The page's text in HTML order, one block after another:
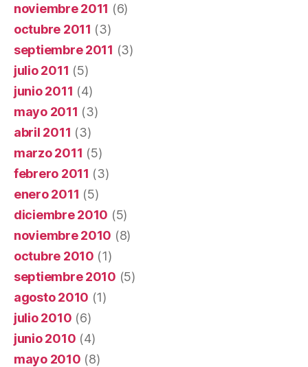
noviembre 2011 (6)
octubre 2011 (3)
septiembre 2011 (3)
julio 2011 (5)
junio 2011 (4)
mayo 2011 (3)
abril 2011 (3)
marzo 2011 (5)
febrero 2011 (3)
enero 2011 (5)
diciembre 2010 (5)
noviembre 2010 (8)
octubre 2010 (1)
septiembre 2010 (5)
agosto 2010 (1)
julio 2010 (6)
junio 2010 (4)
mayo 2010 (8)